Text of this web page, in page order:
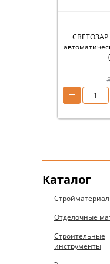
СВЕТОЗАР
−
Каталог
Отделочные
Строительные
инструменты